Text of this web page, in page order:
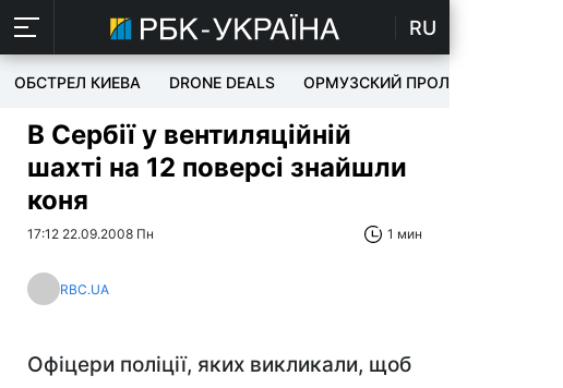
RU
ОБСТРЕЛ КИЕВА DRONE DEALS ОРМУЗСКИЙ ПРОЛИВ
В Сербії у вентиляційній
шахті на 12 поверсі знайшли
коня
17:12 22.09.2008 Пн 1 мин
RBC.UA
Офіцери поліції, яких викликали, щоб